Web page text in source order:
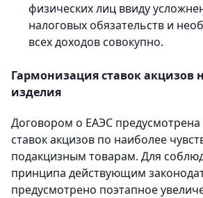
физических лиц ввиду
налоговых обязательств и
всех доходов совокупно.
Гармонизация ставок акцизов
изделия
Договором о ЕАЭС
ставок акцизов по наиболее
подакцизным товарам. Для
принципа действующим
предусмотрено поэтапное